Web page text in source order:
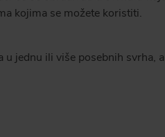
kojima se možete koristiti.
jednu ili više posebnih svrha,